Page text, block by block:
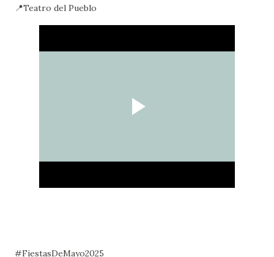
📍Teatro del Pueblo
#FiestasDeMayo2025